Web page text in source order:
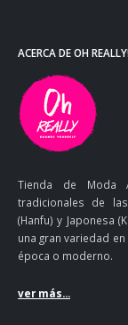
ACERCA DE OH REALLY!
Tienda de Moda
tradicionales de
(Hanfu) y Japonesa
una gran variedad
época o moderno.
ver más...